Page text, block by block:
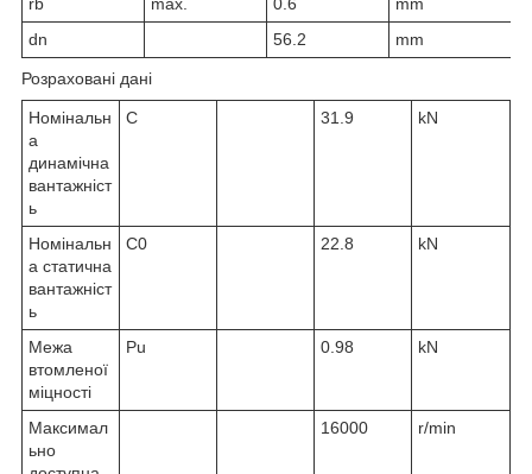
dn 56.2 mm
Розраховані дані
Номінальн
а
динамічна
вантажніст
ь
C 31.9 kN
Номінальн
а статична
вантажніст
ь
C0 22.8 kN
Межа
втомленої
міцності
Pu 0.98 kN
Максимал
ьно
16000 r/min